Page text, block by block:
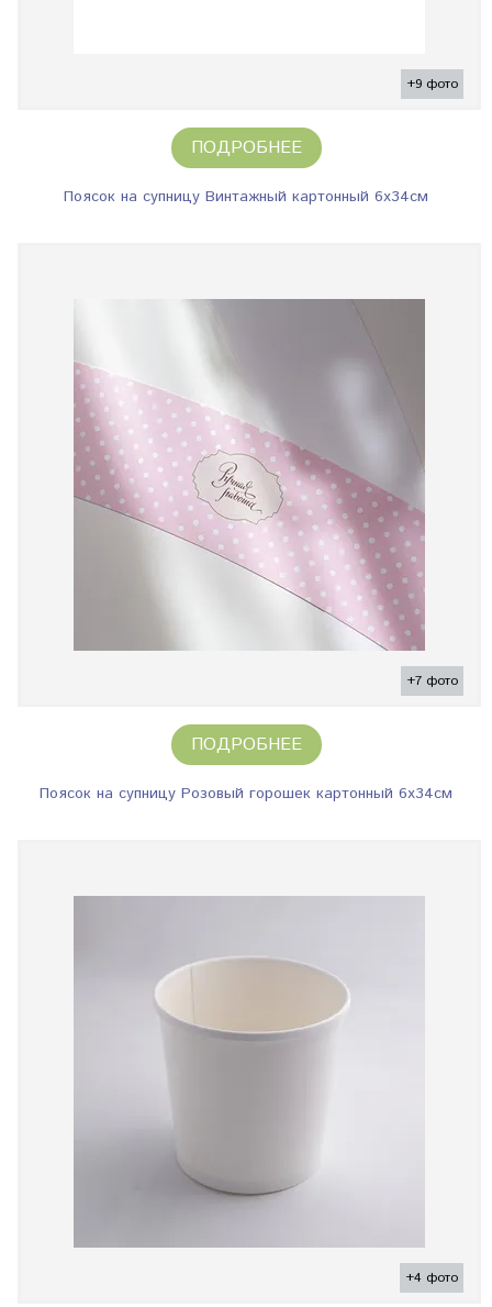
+9 фото
ПОДРОБНЕЕ
Поясок на супницу Винтажный картонный 6х34см
+7 фото
ПОДРОБНЕЕ
Поясок на супницу Розовый горошек картонный 6х34см
+4 фото